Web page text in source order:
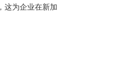
这为企业在新加